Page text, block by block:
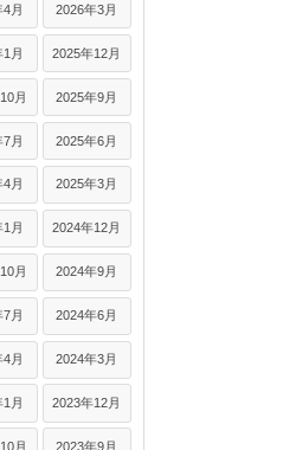
4月 2026年3月
1月 2025年12月
月 2025年9月
7月 2025年6月
月 2025年3月
月 2024年12月
月 2024年9月
月 2024年6月
4月 2024年3月
1月 2023年12月
月 2023年9月